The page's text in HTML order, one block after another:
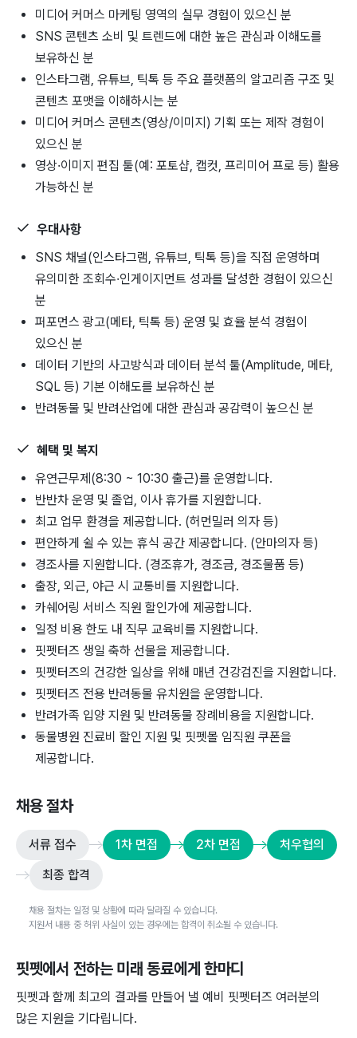
미디어 커머스 마케팅 영역의 실무 경험이 있으신 분
SNS 콘텐츠 소비 및 트렌드에 대한 높은 관심과 이해도를
보유하신 분
인스타그램, 유튜브, 틱톡 등 주요 플랫폼의 알고리즘 구조 및
콘텐츠 포맷을 이해하시는 분
미디어 커머스 콘텐츠(영상/이미지) 기획 또는 제작 경험이
있으신 분
영상·이미지 편집 툴(예: 포토샵, 캡컷, 프리미어 프로 등) 활용
가능하신 분
우대사항
SNS 채널(인스타그램, 유튜브, 틱톡 등)을 직접 운영하며
유의미한 조회수·인게이지먼트 성과를 달성한 경험이 있으신
분
퍼포먼스 광고(메타, 틱톡 등) 운영 및 효율 분석 경험이
있으신 분
데이터 기반의 사고방식과 데이터 분석 툴(Amplitude, 메타,
SQL 등) 기본 이해도를 보유하신 분
반려동물 및 반려산업에 대한 관심과 공감력이 높으신 분
혜택 및 복지
유연근무제(8:30 ~ 10:30 출근)를 운영합니다.
반반차 운영 및 졸업, 이사 휴가를 지원합니다.
최고 업무 환경을 제공합니다. (허먼밀러 의자 등)
편안하게 쉴 수 있는 휴식 공간 제공합니다. (안마의자 등)
경조사를 지원합니다. (경조휴가, 경조금, 경조물품 등)
출장, 외근, 야근 시 교통비를 지원합니다.
카쉐어링 서비스 직원 할인가에 제공합니다.
일정 비용 한도 내 직무 교육비를 지원합니다.
핏펫터즈 생일 축하 선물을 제공합니다.
핏펫터즈의 건강한 일상을 위해 매년 건강검진을 지원합니다.
핏펫터즈 전용 반려동물 유치원을 운영합니다.
반려가족 입양 지원 및 반려동물 장례비용을 지원합니다.
동물병원 진료비 할인 지원 및 핏펫몰 임직원 쿠폰을
제공합니다.
채용 절차
서류 접수 1차 면접 2차 면접
처우협의
최종 합격
채용 절차는 일정 및 상황에 따라 달라질 수 있습니다.
지원서 내용 중 허위 사실이 있는 경우에는 합격이 취소될 수 있습니다.
핏펫에서 전하는 미래 동료에게 한마디
핏펫과 함께 최고의 결과를 만들어 낼 예비 핏펫터즈 여러분의
많은 지원을 기다립니다.